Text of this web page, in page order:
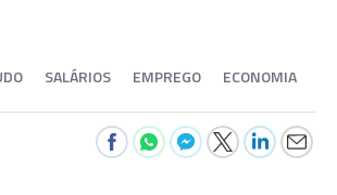
SALÁRIOS EMPREGO ECONOMIA